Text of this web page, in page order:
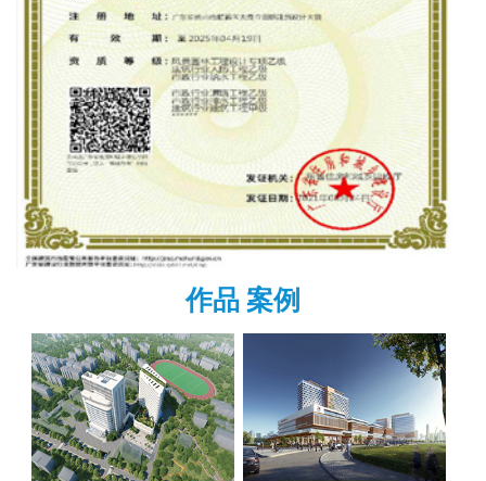
作品 案例